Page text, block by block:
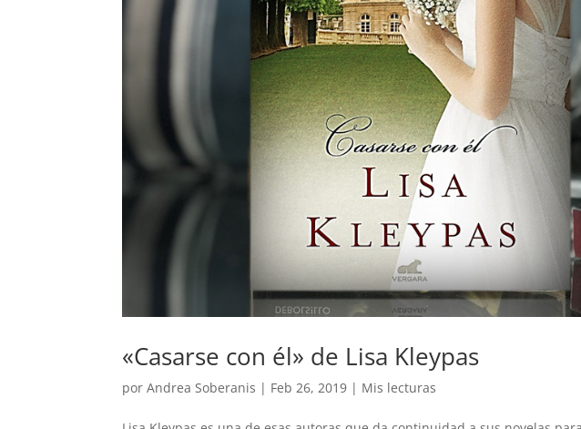
«Casarse con él» de Lisa Kleypas
porAndrea Soberanis | Feb 26, 2019 | Mis lecturas